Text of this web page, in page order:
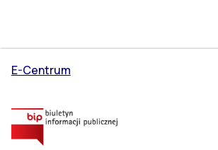
E-Centrum